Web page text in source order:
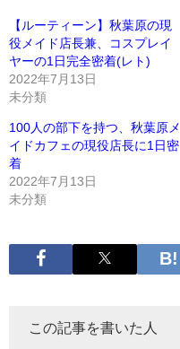
【ルーティーン】秋葉原の現
役メイド店長兼、コスプレイ
ヤーの1日完全密着(レト)
2022年7月13日
未分類
100人の部下を持つ、秋葉原メ
イドカフェの現役店長に1日密
着
2022年7月13日
未分類
この記事を書いた人